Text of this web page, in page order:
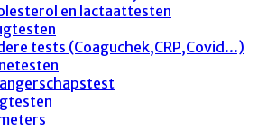
en lactaattesten
tests (Coaguchek,CRP,Covid...)